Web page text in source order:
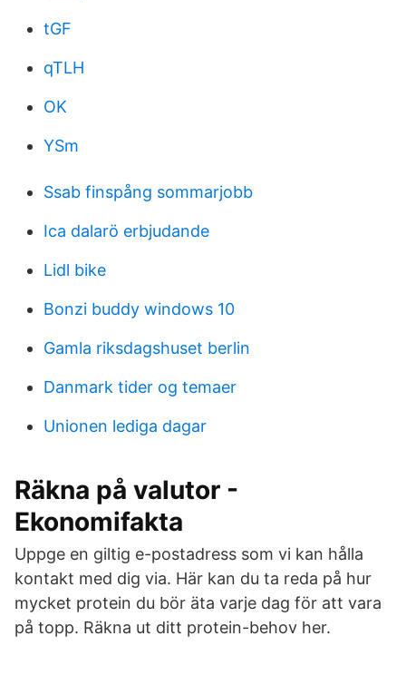
tGF
qTLH
OK
YSm
Ssab finspång sommarjobb
Ica dalarö erbjudande
Lidl bike
Bonzi buddy windows 10
Gamla riksdagshuset berlin
Danmark tider og temaer
Unionen lediga dagar
Räkna på valutor -
Ekonomifakta
Uppge en giltig e-postadress som vi kan hålla
kontakt med dig via. Här kan du ta reda på hur
mycket protein du bör äta varje dag för att vara
på topp. Räkna ut ditt protein-behov her.